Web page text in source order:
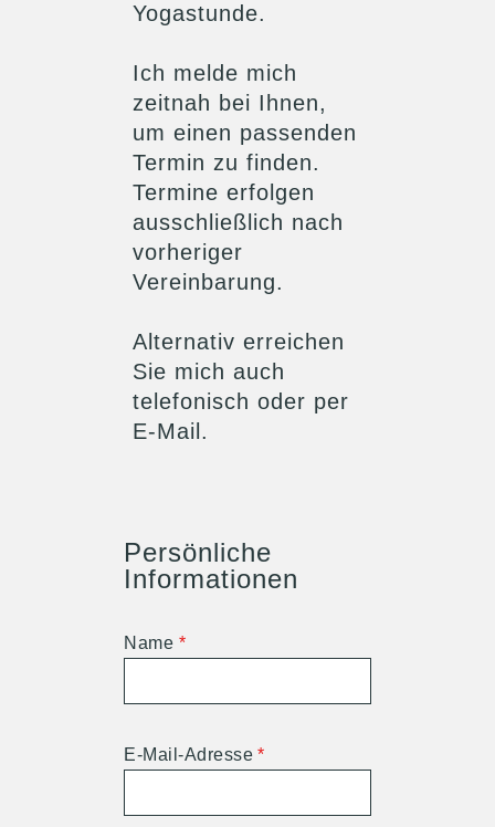
Yogastunde.
Ich melde mich
zeitnah bei Ihnen,
um einen passenden
Termin zu finden.
Termine erfolgen
ausschließlich nach
vorheriger
Vereinbarung.
Alternativ erreichen
Sie mich auch
telefonisch oder per
E-Mail.
Persönliche
Informationen
Name *
E-Mail-Adresse*